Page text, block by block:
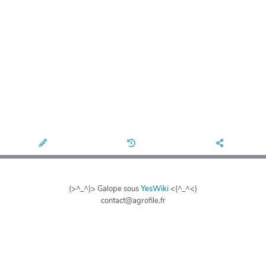
(>^_^)> Galope sousYesWiki<(^_^<)
contact@agrofile.fr